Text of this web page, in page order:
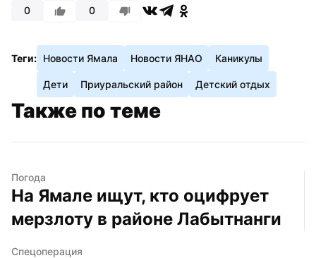
0 0
Теги: Новости Ямала Новости ЯНАО Каникулы
Дети Приуральский район Детский отдых
Также по теме
Погода
На Ямале ищут, кто оцифрует
мерзлоту в районе Лабытнанги
Спецоперация